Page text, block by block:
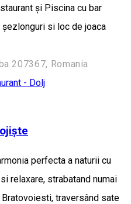
și Piscina cu bar
si loc de joaca
207367, Romania
- Dolj
perfecta a naturii cu
relaxare, strabatand numai
traversând sate